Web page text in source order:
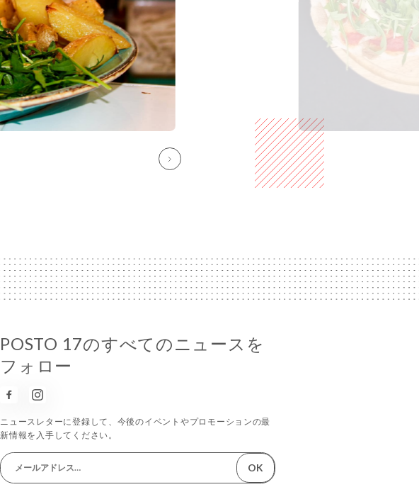
POSTO 17のすべてのニュースを
フォロー
ニュースレターに登録して、今後のイベントやプロモーションの最
新情報を入手してください。
OK